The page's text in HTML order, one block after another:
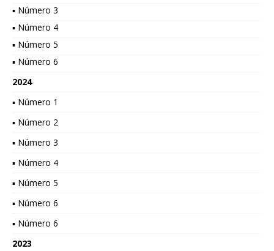
▪ Número 3
▪ Número 4
▪ Número 5
▪ Número 6
2024
▪ Número 1
▪ Número 2
▪ Número 3
▪ Número 4
▪ Número 5
▪ Número 6
▪ Número 6
2023